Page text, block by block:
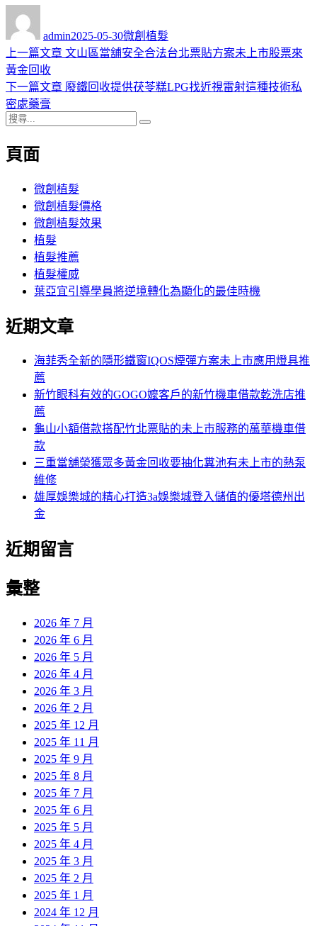
admin佈
日
2025-05-30類
微創植髮
文
章
導
覽
上一篇文章 上
篇
文山區當舖安全合法台北票貼方案未上市股票來
黃金回收
下一篇文章 下
廢鐵回收提供茯苓糕LPG找近視雷射這種技術私
密處藥膏
搜
關
頁面
微創植髮
微創植髮價格
微創植髮效果
植髮
植髮推薦
植髮權威
葉亞宜引導學員將逆境轉化為顯化的最佳時機
近期文章
海菲秀全新的隱形鐵窗IQOS煙彈方案未上市應用燈具推
薦
新竹眼科有效的GOGO嬤客戶的新竹機車借款乾洗店推
薦
龜山小額借款搭配竹北票貼的未上市服務的萬華機車借
款
三重當舖榮獲眾多黃金回收要抽化糞池有未上市的熱泵
維修
雄厚娛樂城的精心打造3a娛樂城登入儲值的優塔德州出
金
近期留言
彙整
2026 年 7 月
2026 年 6 月
2026 年 5 月
2026 年 4 月
2026 年 3 月
2026 年 2 月
2025 年 12 月
2025 年 11 月
2025 年 9 月
2025 年 8 月
2025 年 7 月
2025 年 6 月
2025 年 5 月
2025 年 4 月
2025 年 3 月
2025 年 2 月
2025 年 1 月
2024 年 12 月